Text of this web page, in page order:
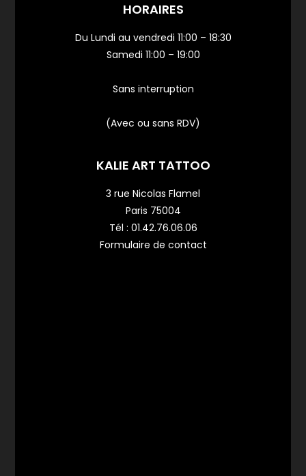
HORAIRES
Du Lundi au vendredi 11:00 – 18:30
Samedi 11:00 – 19:00
Sans interruption
(Avec ou sans RDV)
KALIE ART TATTOO
3 rue Nicolas Flamel
Paris 75004
Tél : 01.42.76.06.06
Formulaire de contact